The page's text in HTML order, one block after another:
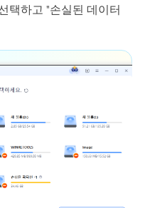
택하고 "손실된 데이터